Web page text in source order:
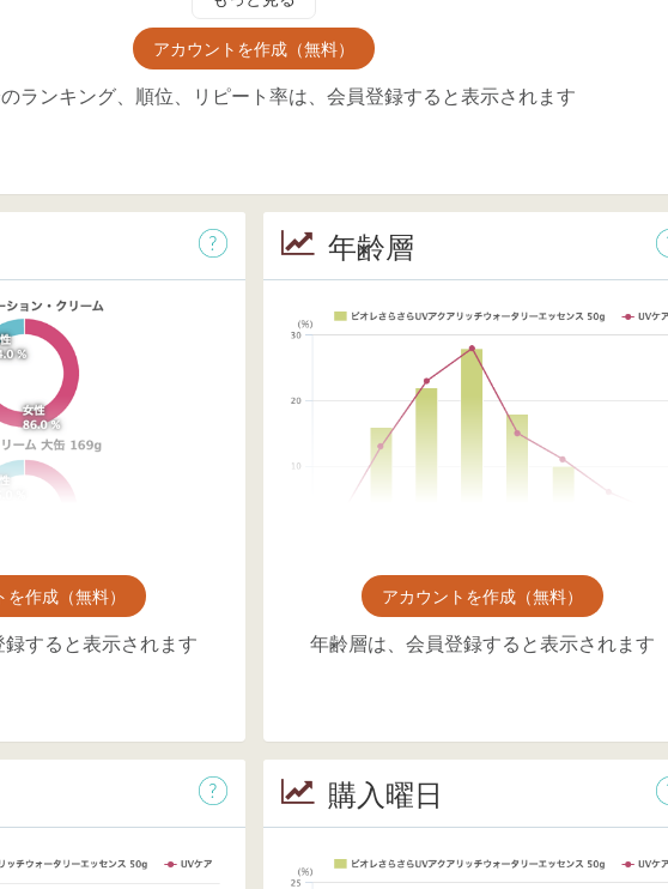
アカウントを作成（無料）
ランキング、順位、リピート率は、会員登録すると表示されます
作成（無料）
すると表示されます
年齢層
アカウントを作成（無料）
年齢層は、会員登録すると表示されます
購入曜日